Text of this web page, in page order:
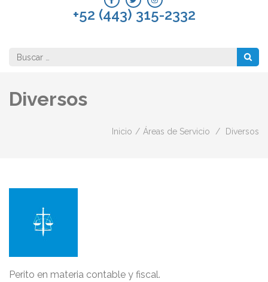
+52 (443) 315-2332
Buscar:
Diversos
Inicio / Áreas de Servicio / Diversos
Perito en materia contable y fiscal.